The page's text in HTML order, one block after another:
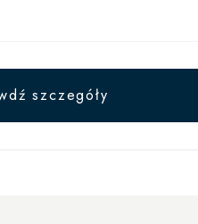
szczegóły